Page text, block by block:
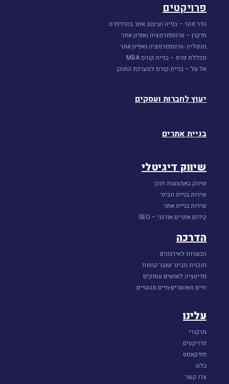
פרויקטים
הדר זוהר – בנייה ועיצוב אתר בוורדפרס
חדקרן – טרנספורמציה ואפיון אתר
מגנוליה -טרנספורמציה ואפיון אתר
מכללת פרס – בניית קורס MBA
אל על – בניית קורס למערכת התוכן
יעוץ לחברות ועסקים
בניית אתרים
שיווק דיגיטלי
שיווק באמצעות תוכן
שירות בניית וובינר
שירות בניית אתר
קידום אתרים אורגני – SEO
הדרכה
הכשרות לאירגונים
תוכנית וובינר שובר קופות
מדיטציה לאנשים עסוקים
חיים מאושרים-חיים מגנטיים
עלינו
מרקורי
פרויקטים
פודקאסט
בלוג
צרו קשר